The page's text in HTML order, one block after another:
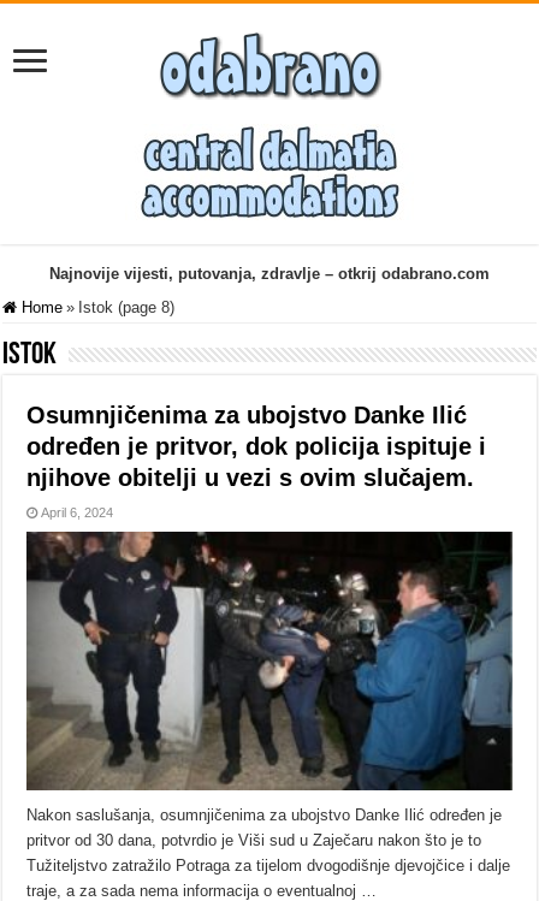
Najnovije vijesti, putovanja, zdravlje – otkrij odabrano.com
Home » Istok (page 8)
Istok
Osumnjičenima za ubojstvo Danke Ilić
određen je pritvor, dok policija ispituje i
njihove obitelji u vezi s ovim slučajem.
April 6, 2024
Nakon saslušanja, osumnjičenima za ubojstvo Danke Ilić određen je
pritvor od 30 dana, potvrdio je Viši sud u Zaječaru nakon što je to
Tužiteljstvo zatražilo Potraga za tijelom dvogodišnje djevojčice i dalje
traje, a za sada nema informacija o eventualnoj …